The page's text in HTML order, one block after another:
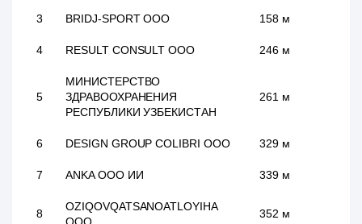
3 BRIDJ-SPORT ООО 158 м
4 RESULT CONSULT ООО 246 м
5
МИНИСТЕРСТВО
ЗДРАВООХРАНЕНИЯ
РЕСПУБЛИКИ УЗБЕКИСТАН
261 м
6 DESIGN GROUP COLIBRI ООО 329 м
7 ANKA ООО ИИ 339 м
8
OZIQOVQATSANOATLOYIHA
352 м